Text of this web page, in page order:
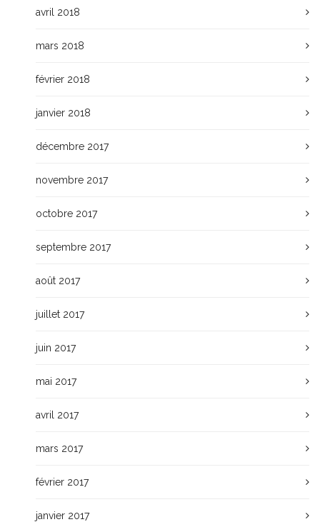
avril 2018
mars 2018
février 2018
janvier 2018
décembre 2017
novembre 2017
octobre 2017
septembre 2017
août 2017
juillet 2017
juin 2017
mai 2017
avril 2017
mars 2017
février 2017
janvier 2017